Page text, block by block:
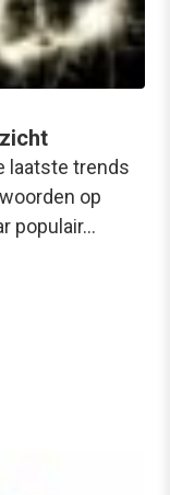
laatste trends
op
populair…